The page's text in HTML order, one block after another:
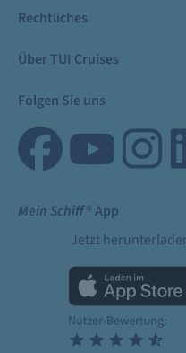
Rechtliches
Über TUI Cruises
Folgen Sie uns
Mein Schiff® App
Jetzt